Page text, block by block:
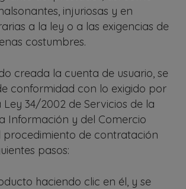
injuriosas y en
a la ley o a las exigencias de
costumbres.
creada la cuenta de usuario, se
conformidad con lo exigido por
Ley 34/2002 de Servicios de la
Información y del Comercio
procedimiento de contratación
pasos:
haciendo clic en él, y se